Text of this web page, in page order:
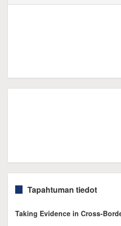
Tapahtuman tiedot
Taking Evidence in Cross-